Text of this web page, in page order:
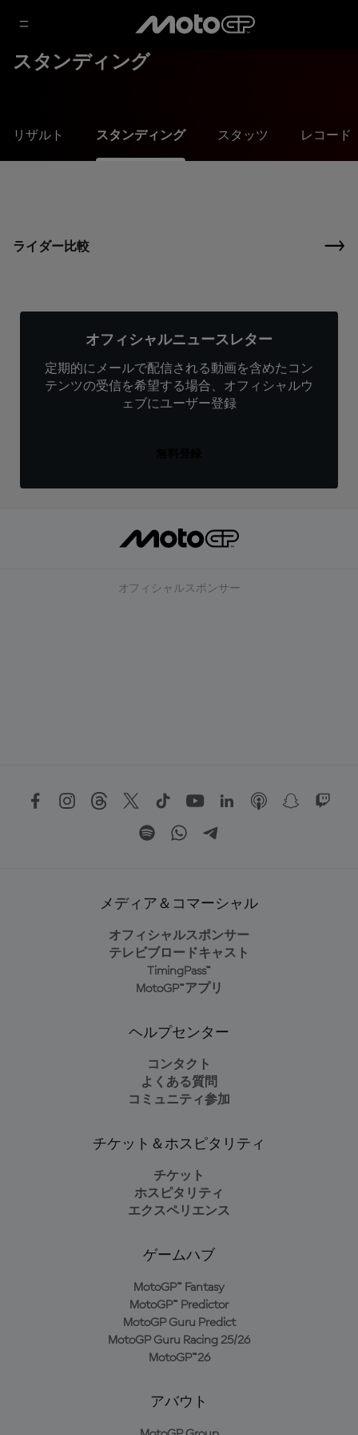
スタンディング
リザルト スタンディング スタッツ レコード
ライダー比較
オフィシャルニュースレター
定期的にメールで配信される動画を含めたコン
テンツの受信を希望する場合、オフィシャルウ
ェブにユーザー登録
オフィシャルスポンサー
メディア＆コマーシャル
オフィシャルスポンサー
テレビブロードキャスト
TimingPass™
MotoGP™アプリ
ヘルプセンター
コンタクト
よくある質問
コミュニティ参加
チケット＆ホスピタリティ
チケット
ホスピタリティ
エクスペリエンス
ゲームハブ
MotoGP™ Fantasy
MotoGP™ Predictor
MotoGP Guru Predict
MotoGP Guru Racing 25/26
MotoGP™26
アバウト